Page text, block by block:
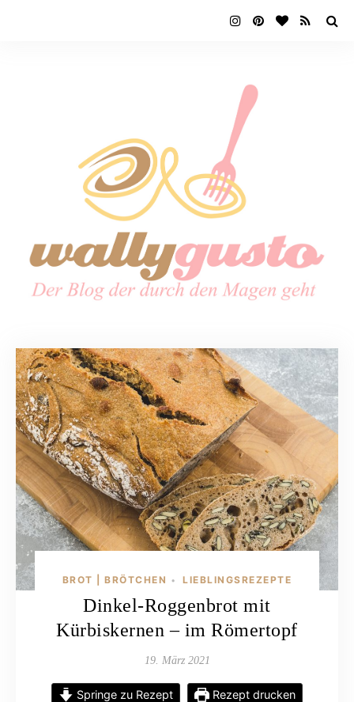
BROT | BRÖTCHEN • LIEBLINGSREZEPTE
Dinkel-Roggenbrot mit
Kürbiskernen – im Römertopf
19. März 2021
Springe zu Rezept Rezept drucken